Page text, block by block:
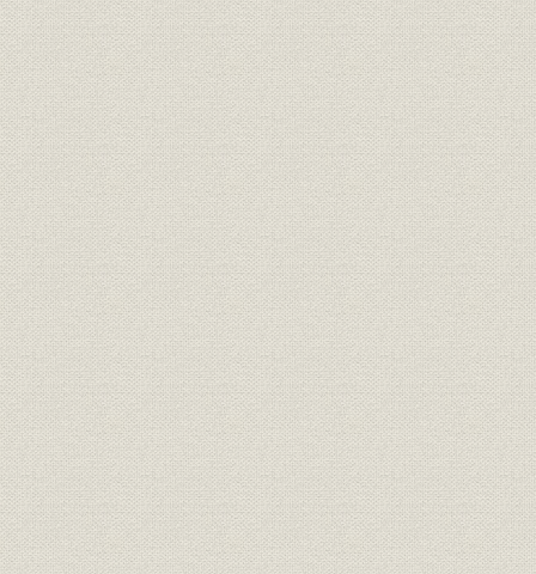
従業員
延岡工場の部署別従業員数の推
移
1933年
従業員
旭ベンベルグ絹糸・日窒化学工
業従業員数の推移
1935年7
経営
ダウ・ケミカル社との提携契約
書、完成した鈴鹿工場
1952年3月
事業所
延岡鳥瞰図、愛宕山から見た延
岡工場
1949年
催し;製品
ベンベルグ・ショー(大阪・阪急
1951年)、ベンベルグ・ショー
即売会(東京・高島屋 1951年)、
レーヨン部大運動会(延岡 1950
年頃)
1950年
関係会社
日本窒素肥料およびその関係会
社
1945年9
関係会社 旭化成の「従属会社」 1946年12